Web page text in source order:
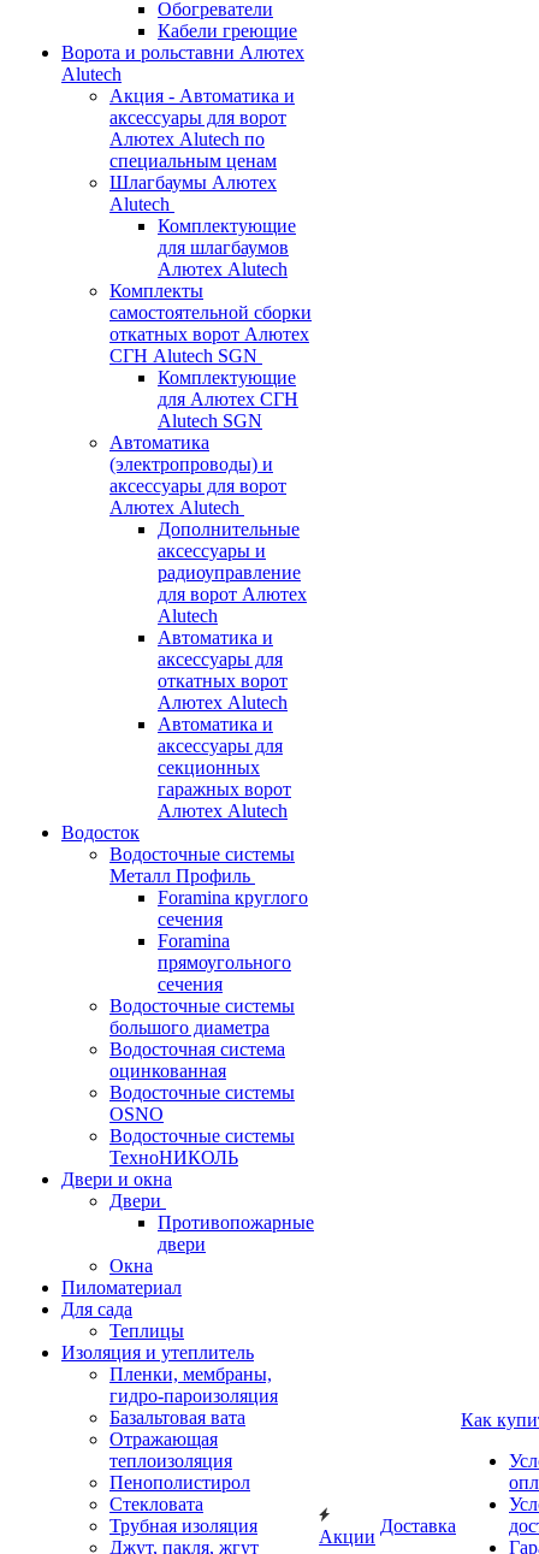
Обогреватели
Кабели греющие
Ворота и рольставни Алютех
Alutech
Акция - Автоматика и
аксессуары для ворот
Алютех Alutech по
специальным ценам
Шлагбаумы Алютех
Alutech
Комплектующие
для шлагбаумов
Алютех Alutech
Комплекты
самостоятельной сборки
откатных ворот Алютех
СГН Alutech SGN
Комплектующие
для Алютех СГН
Alutech SGN
Автоматика
(электропроводы) и
аксессуары для ворот
Алютех Alutech
Дополнительные
аксессуары и
радиоуправление
для ворот Алютех
Alutech
Автоматика и
аксессуары для
откатных ворот
Алютех Alutech
Автоматика и
аксессуары для
секционных
гаражных ворот
Алютех Alutech
Водосток
Водосточные системы
Металл Профиль
Foramina круглого
сечения
Foramina
прямоугольного
сечения
Водосточные системы
большого диаметра
Водосточная система
оцинкованная
Водосточные системы
OSNO
Водосточные системы
ТехноНИКОЛЬ
Двери и окна
Двери
Противопожарные
двери
Окна
Пиломатериал
Для сада
Теплицы
Изоляция и утеплитель
Пленки, мембраны,
гидро-пароизоляция
Базальтовая вата
Отражающая
теплоизоляция
Пенополистирол
Стекловата
Трубная изоляция
Джут, пакля, жгут
Акции
Доставка
Как